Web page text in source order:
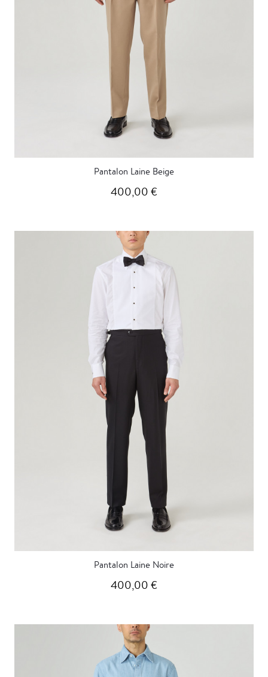
Pantalon Laine Beige
400,00 €
Pantalon Laine Noire
400,00 €